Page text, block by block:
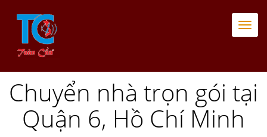
Chuyển nhà trọn gói tại
Quận 6, Hồ Chí Minh